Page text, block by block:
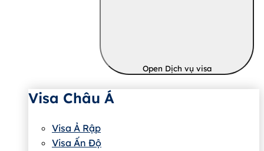
Open Dịch vụ visa
Visa Châu Á
Visa Ả Rập
Visa Ấn Độ